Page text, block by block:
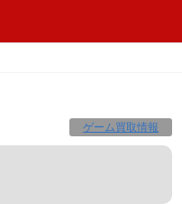
ゲーム買取情報